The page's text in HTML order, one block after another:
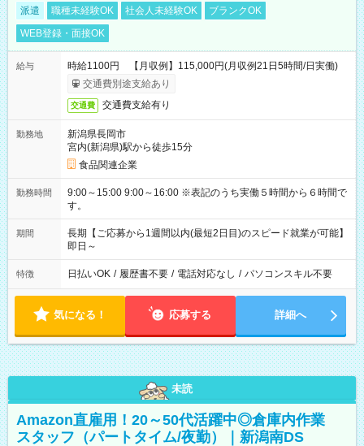
派遣 職種未経験OK 社会人未経験OK
ブランクOK
WEB登録・面接OK
給与
時給1100円 【月収例】115,000円(月収例21日5時間/日実働)
交通費別途支給あり
交通費 交通費支給有り
勤務地
新潟県長岡市
宮内(新潟県)駅から徒歩15分
食品関連企業
勤務時間
9:00～15:00 9:00～16:00 ※表記のうち実働５時間から６時間で
す。
期間
長期【ご応募から1週間以内(最短2日目)のスピード就業が可能】
即日～
特徴 日払いOK / 履歴書不要 / 電話対応なし / パソコンスキル不要
気になる！ 応募する 詳細へ
未読
Amazon直雇用！20～50代活躍中◎倉庫内作業
スタッフ（パートタイム/夜勤）｜新潟南DS